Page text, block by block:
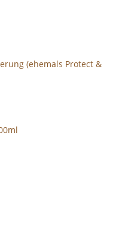
(ehemals Protect &